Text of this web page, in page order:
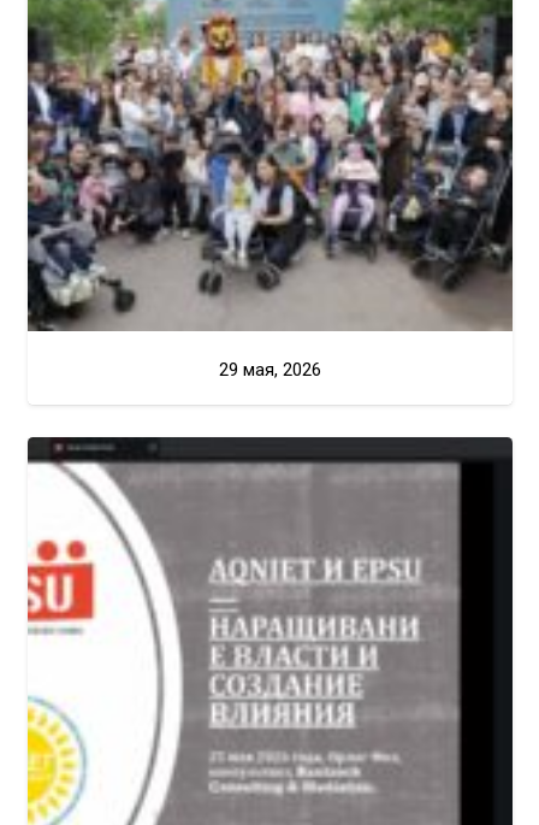
29 мая, 2026